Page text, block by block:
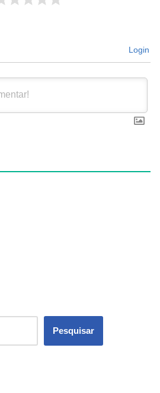
Login
Pesquisar